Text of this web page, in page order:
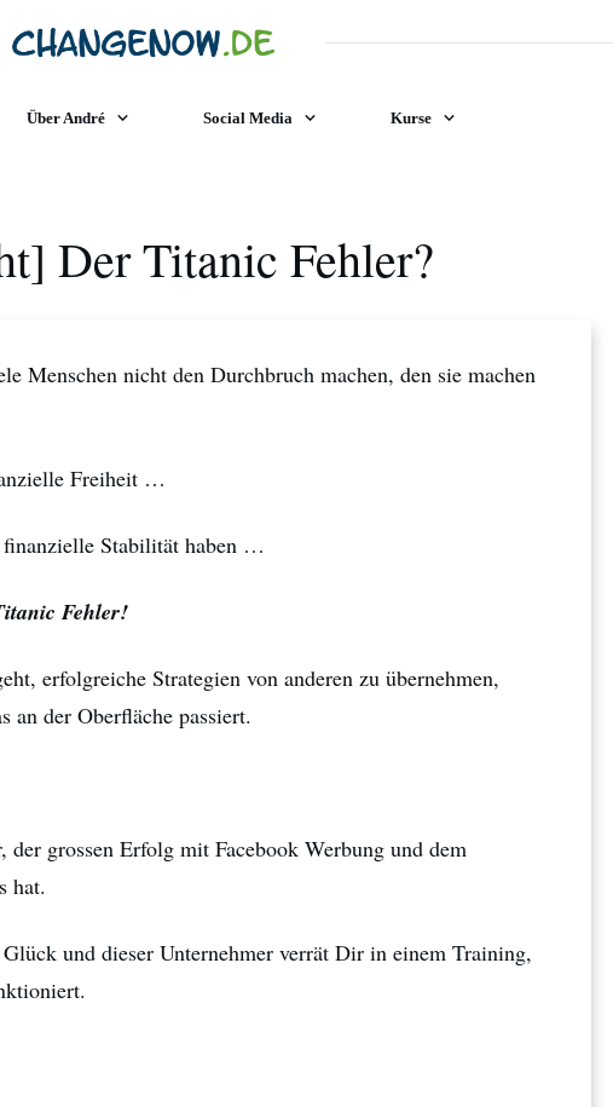
Über André Social Media Kurse
Der Titanic Fehler?
Menschen nicht den Durchbruch machen, den sie machen
Freiheit …
Stabilität haben …
Fehler!
erfolgreiche Strategien von anderen zu übernehmen,
an der Oberfläche passiert.
der grossen Erfolg mit Facebook Werbung und dem
hat.
und dieser Unternehmer verrät Dir in einem Training,